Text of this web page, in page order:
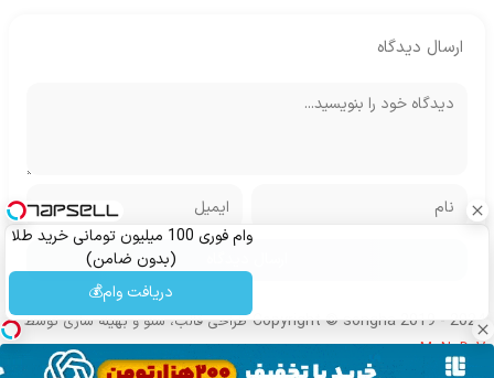
ارسال دیدگاه
وام فوری 100 میلیون تومانی خرید طلا
(بدون ضامن)
دریافت وام💰
Copyright © songha 2019 - 2024 طراحی قالب، سئو و بهینه سازی توسط
MoNoDeV